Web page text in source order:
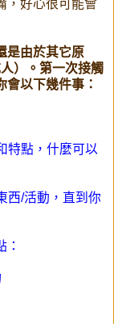
，好心很可能會
是由於其它原
）。第一次接觸
以下幾件事：
特點，什麼可以
西/活動，直到你